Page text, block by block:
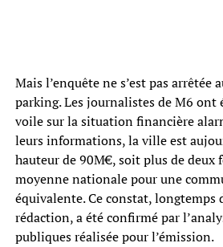
Mais l’enquête ne s’est pas arrêtée
parking. Les journalistes de M6 ont
voile sur la situation financière
leurs informations, la ville est
hauteur de 90M€, soit plus de deux
moyenne nationale pour une
équivalente. Ce constat, longtemps
rédaction, a été confirmé par
publiques réalisée pour l’émission.